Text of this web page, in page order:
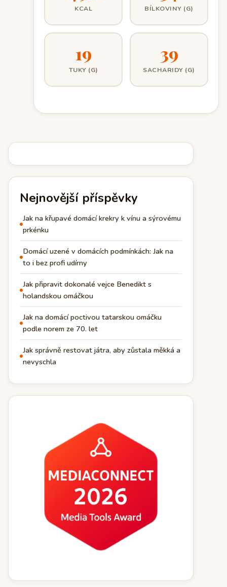
KCAL BÍLKOVINY (G)
19
TUKY (G)
39
SACHARIDY (G)
Nejnovější příspěvky
Jak na křupavé domácí krekry k vínu a sýrovému
prkénku
Domácí uzené v domácích podmínkách: Jak na
to i bez profi udírny
Jak připravit dokonalé vejce Benedikt s
holandskou omáčkou
Jak na domácí poctivou tatarskou omáčku
podle norem ze 70. let
Jak správně restovat játra, aby zůstala měkká a
nevyschla